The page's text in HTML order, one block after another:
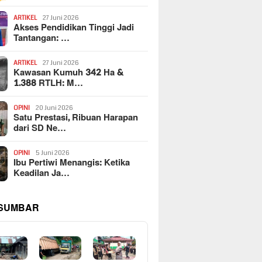
ARTIKEL 27 Juni 2026
Akses Pendidikan Tinggi Jadi
Tantangan: …
ARTIKEL 27 Juni 2026
Kawasan Kumuh 342 Ha &
1.388 RTLH: M…
OPINI 20 Juni 2026
Satu Prestasi, Ribuan Harapan
dari SD Ne…
OPINI 5 Juni 2026
Ibu Pertiwi Menangis: Ketika
Keadilan Ja…